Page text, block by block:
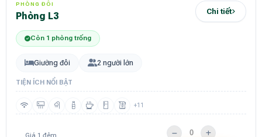
PHÒNG ĐÔI
Phòng L3 Chi tiết
Còn 1 phòng trống
Giường đôi 2 người lớn
TIỆN ÍCH NỔI BẬT
+11